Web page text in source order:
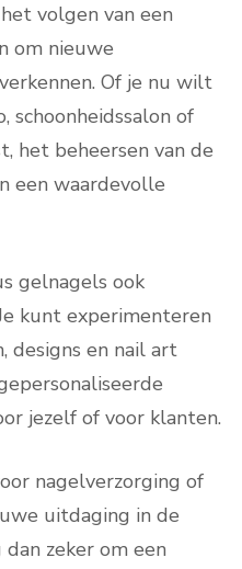
volgen van een
om nieuwe
Of je nu wilt
schoonheidssalon of
het beheersen van de
een waardevolle
gelnagels ook
kunt experimenteren
designs en nail art
jezelf of voor klanten.
nagelverzorging of
uitdaging in de
zeker om een